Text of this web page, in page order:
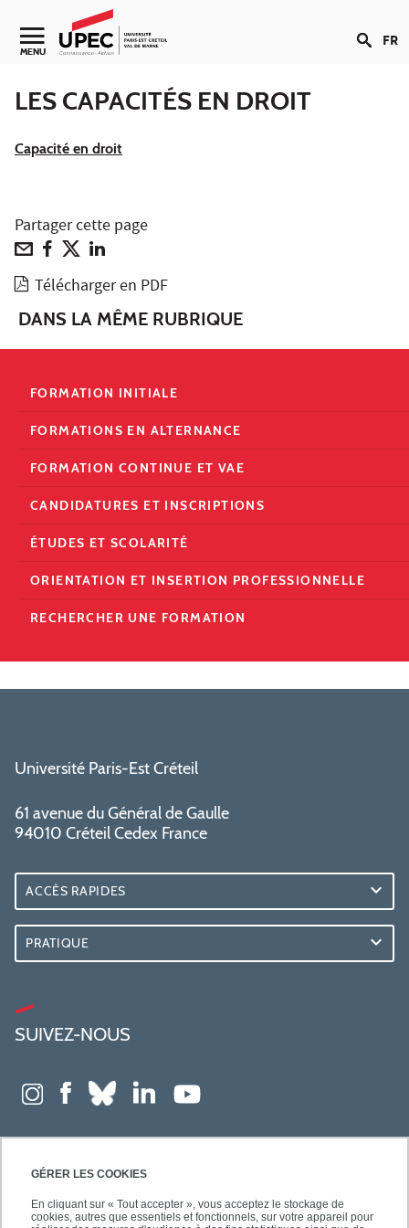
GÉRER LES COOKIES
En cliquant sur « Tout accepter », vous acceptez le stockage de
cookies, autres que essentiels et fonctionnels, sur votre appareil pour
Aller au contenu
Navigation secondaire
MENU FR
LES CAPACITÉS EN DROIT
Capacité en droit
Partager cette page
Télécharger en PDF
DANS LA MÊME RUBRIQUE
FORMATION INITIALE
FORMATIONS EN ALTERNANCE
FORMATION CONTINUE ET VAE
CANDIDATURES ET INSCRIPTIONS
ÉTUDES ET SCOLARITÉ
ORIENTATION ET INSERTION PROFESSIONNELLE
RECHERCHER UNE FORMATION
Université Paris-Est Créteil
61 avenue du Général de Gaulle
94010 Créteil Cedex France
ACCÈS RAPIDES
PRATIQUE
SUIVEZ-NOUS